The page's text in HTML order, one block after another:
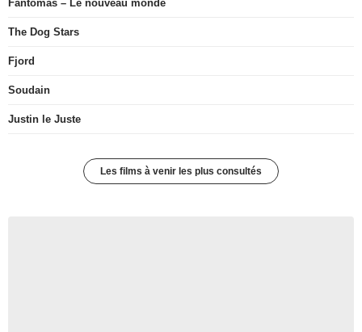
Fantômas – Le nouveau monde
The Dog Stars
Fjord
Soudain
Justin le Juste
Les films à venir les plus consultés